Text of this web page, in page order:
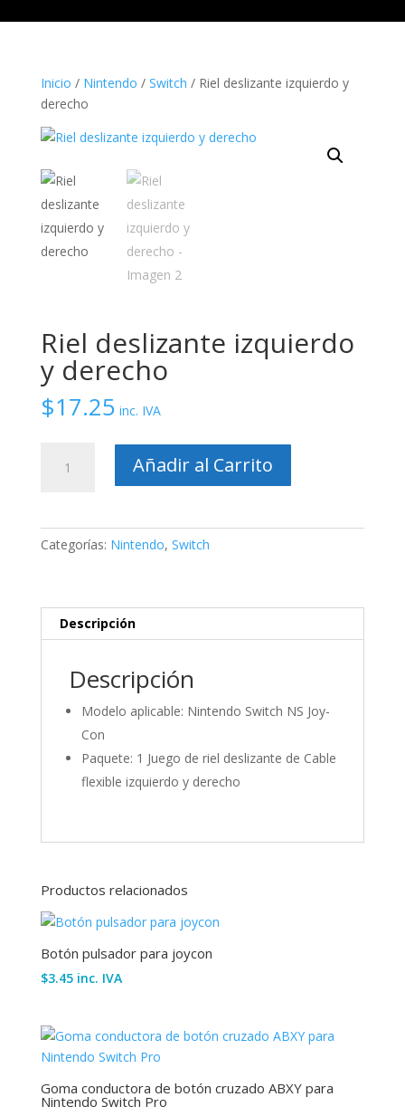
Inicio / Nintendo / Switch / Riel deslizante izquierdo y
derecho
Riel deslizante izquierdo
y derecho
$17.25 inc. IVA
deslizante
cantidad
Añadir al Carrito
Categorías: Nintendo, Switch
Descripción
Descripción
Modelo aplicable: Nintendo Switch NS Joy-
Con
Paquete: 1 Juego de riel deslizante de Cable
flexible izquierdo y derecho
Productos relacionados
Botón pulsador para joycon
$3.45 inc. IVA
Goma conductora de botón cruzado ABXY para
Nintendo Switch Pro